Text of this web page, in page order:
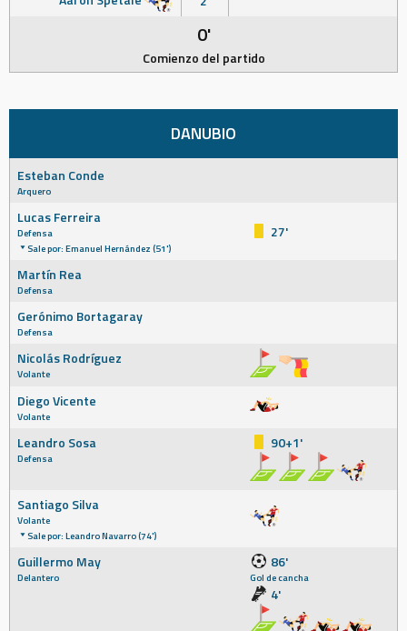
0'
Comienzo del partido
DANUBIO
Esteban Conde
Arquero
Lucas Ferreira
Defensa
Sale por: Emanuel Hernández (51')
27'
Martín Rea
Defensa
Gerónimo Bortagaray
Defensa
Nicolás Rodríguez
Volante
Diego Vicente
Volante
Leandro Sosa
Defensa
90+1'
Santiago Silva
Volante
Sale por: Leandro Navarro (74')
Guillermo May
Delantero
86'
Gol de cancha
4'